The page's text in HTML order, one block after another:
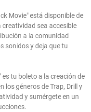
Movie" está disponible de
sea accesible
a la comunidad
sonidos y deja que tu
es tu boleto a la creación de
los géneros de Trap, Drill y
y sumérgete en un